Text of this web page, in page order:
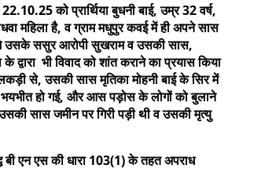
को प्रार्थिया बुधनी बाई, उम्र 32 वर्ष,
महिला है, व ग्राम मधुपुर कवई में ही अपने सास
उसके ससुर आरोपी सुखराम व उसकी सास,
द्वारा भी विवाद को शांत कराने का प्रयास किया
से, उसकी सास मृतिका मोहनी बाई के सिर में
हो गई, और आस पड़ोस के लोगों को बुलाने
सास जमीन पर गिरी पड़ी थी व उसकी मृत्यु
बी एन एस की धारा 103(1) के तहत अपराध